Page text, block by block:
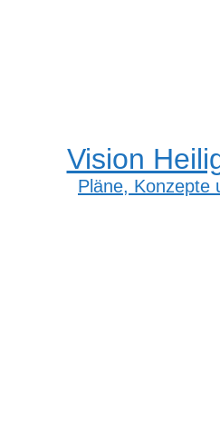
Vision
Pläne, Konzepte